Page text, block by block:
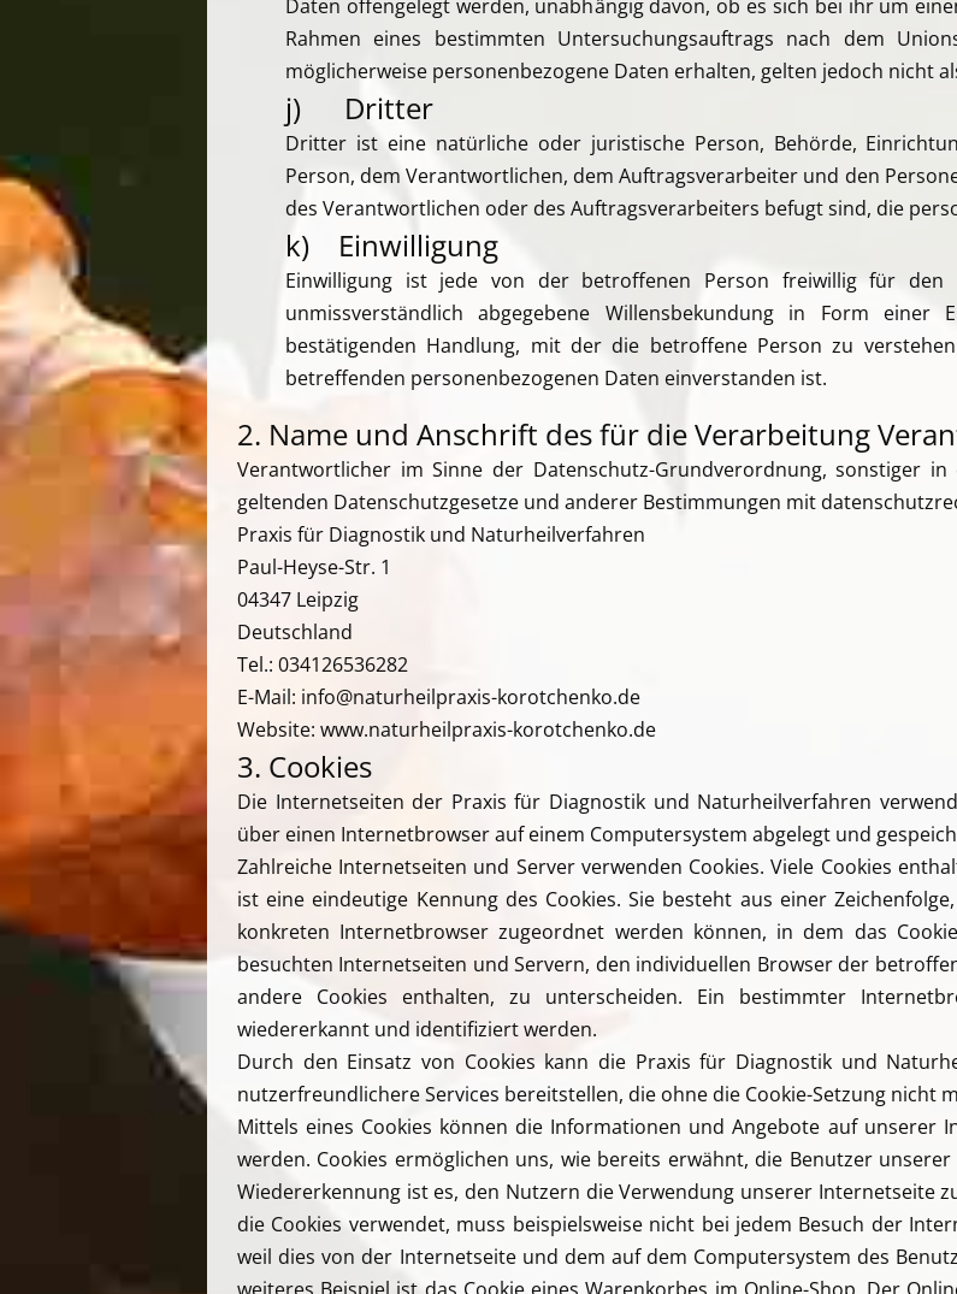
Daten offengelegt werden, unabhängig davon, ob es sich bei ihr um
Rahmen eines bestimmten Untersuchungsauftrags nach dem
möglicherweise personenbezogene Daten erhalten, gelten jedoch nicht
j) Dritter
Dritter ist eine natürliche oder juristische Person, Behörde,
Person, dem Verantwortlichen, dem Auftragsverarbeiter und den
des Verantwortlichen oder des Auftragsverarbeiters befugt sind, die
k) Einwilligung
Einwilligung ist jede von der betroffenen Person freiwillig für
unmissverständlich abgegebene Willensbekundung in Form einer
bestätigenden Handlung, mit der die betroffene Person zu
betreffenden personenbezogenen Daten einverstanden ist.
2. Name und Anschrift des für die Verarbeitung
Verantwortlicher im Sinne der Datenschutz-Grundverordnung, sonstiger
geltenden Datenschutzgesetze und anderer Bestimmungen mit
Praxis für Diagnostik und Naturheilverfahren
Paul-Heyse-Str. 1
04347 Leipzig
Deutschland
Tel.: 034126536282
E-Mail: info@naturheilpraxis-korotchenko.de
Website: www.naturheilpraxis-korotchenko.de
3. Cookies
Die Internetseiten der Praxis für Diagnostik und Naturheilverfahren
über einen Internetbrowser auf einem Computersystem abgelegt und
Zahlreiche Internetseiten und Server verwenden Cookies. Viele Cookies
ist eine eindeutige Kennung des Cookies. Sie besteht aus einer
konkreten Internetbrowser zugeordnet werden können, in dem das
besuchten Internetseiten und Servern, den individuellen Browser der
andere Cookies enthalten, zu unterscheiden. Ein bestimmter
wiedererkannt und identifiziert werden.
Durch den Einsatz von Cookies kann die Praxis für Diagnostik und
nutzerfreundlichere Services bereitstellen, die ohne die Cookie-Setzung nicht
Mittels eines Cookies können die Informationen und Angebote auf unserer
werden. Cookies ermöglichen uns, wie bereits erwähnt, die Benutzer
Wiedererkennung ist es, den Nutzern die Verwendung unserer Internetseite
die Cookies verwendet, muss beispielsweise nicht bei jedem Besuch der
weil dies von der Internetseite und dem auf dem Computersystem des